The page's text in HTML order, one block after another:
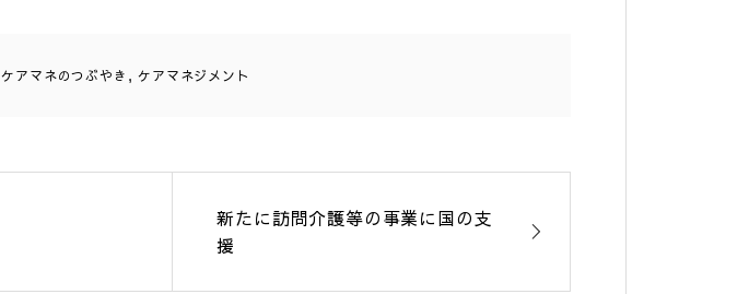
ケアマネのつぶやき ,ケアマネジメント
新たに訪問介護等の事業に国の支
援